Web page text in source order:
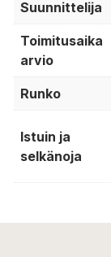
Suunnittelija
Toimitusaika
arvio
Runko
Istuin ja
selkänoja